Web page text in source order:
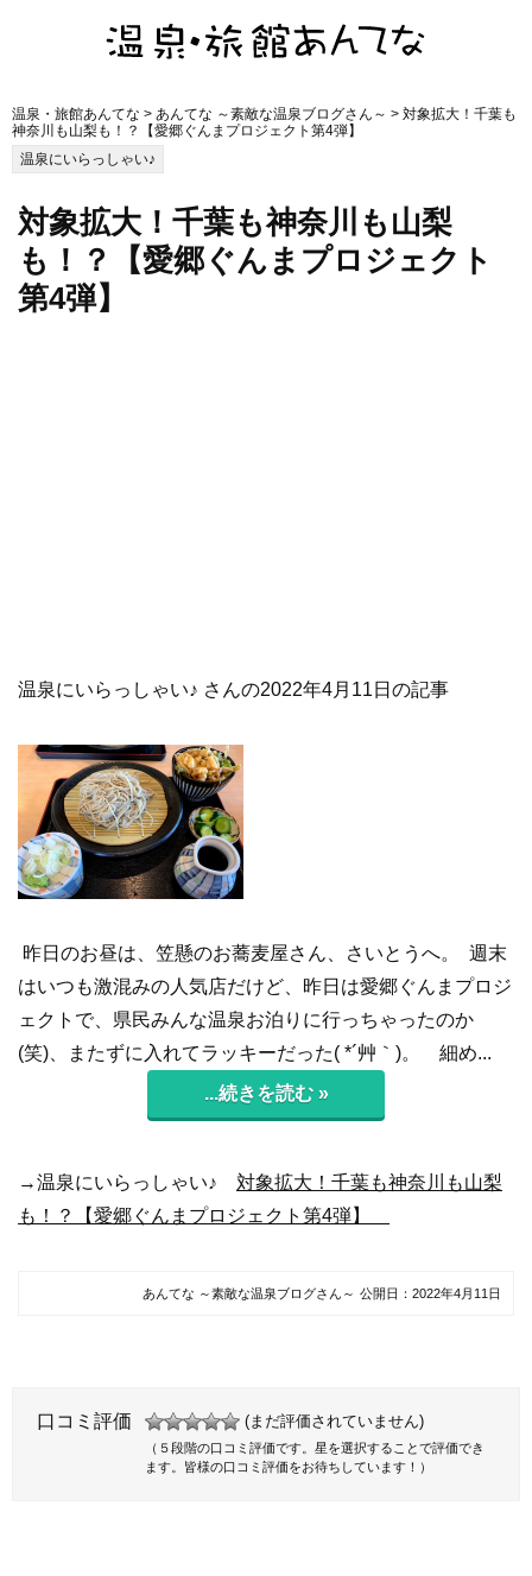
温泉・旅館あんてな > あんてな ～素敵な温泉ブログさん～ > 対象拡大！千葉も
神奈川も山梨も！？【愛郷ぐんまプロジェクト第4弾】
温泉にいらっしゃい♪
対象拡大！千葉も神奈川も山梨
も！？【愛郷ぐんまプロジェクト
第4弾】
温泉にいらっしゃい♪ さんの2022年4月11日の記事
昨日のお昼は、笠懸のお蕎麦屋さん、さいとうへ。 週末
はいつも激混みの人気店だけど、昨日は愛郷ぐんまプロジ
ェクトで、県民みんな温泉お泊りに行っちゃったのか
(笑)、またずに入れてラッキーだった( *´艸｀)。 細め...
...続きを読む »
→温泉にいらっしゃい♪ 対象拡大！千葉も神奈川も山梨
も！？【愛郷ぐんまプロジェクト第4弾】
あんてな ～素敵な温泉ブログさん～ 公開日： 2022年4月11日
口コミ評価 (まだ評価されていません)
（５段階の口コミ評価です。星を選択することで評価でき
ます。皆様の口コミ評価をお待ちしています！）